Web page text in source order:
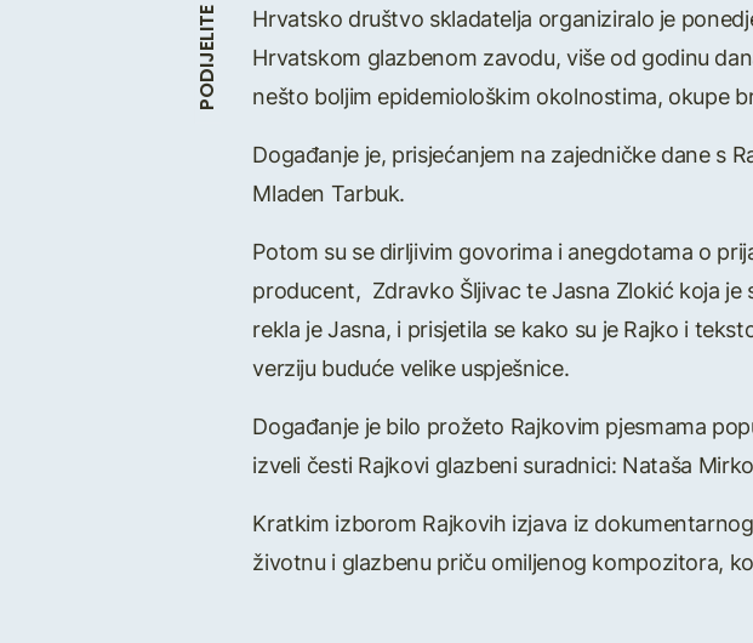
PODIJELITE Hrvatsko društvo skladatelja organiziralo je
Hrvatskom glazbenom zavodu, više od godinu
nešto boljim epidemiološkim okolnostima, okupe
Događanje je, prisjećanjem na zajedničke dane s
Mladen Tarbuk.
Potom su se dirljivim govorima i anegdotama o
producent, Zdravko Šljivac te Jasna Zlokić koja je
rekla je Jasna, i prisjetila se kako su je Rajko i
verziju buduće velike uspješnice.
Događanje je bilo prožeto Rajkovim pjesmama
izveli česti Rajkovi glazbeni suradnici: Nataša
Kratkim izborom Rajkovih izjava iz
životnu i glazbenu priču omiljenog kompozitora,